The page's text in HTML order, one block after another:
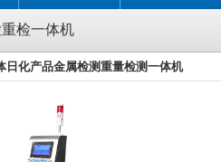
检一体机
日化产品金属检测重量检测一体机